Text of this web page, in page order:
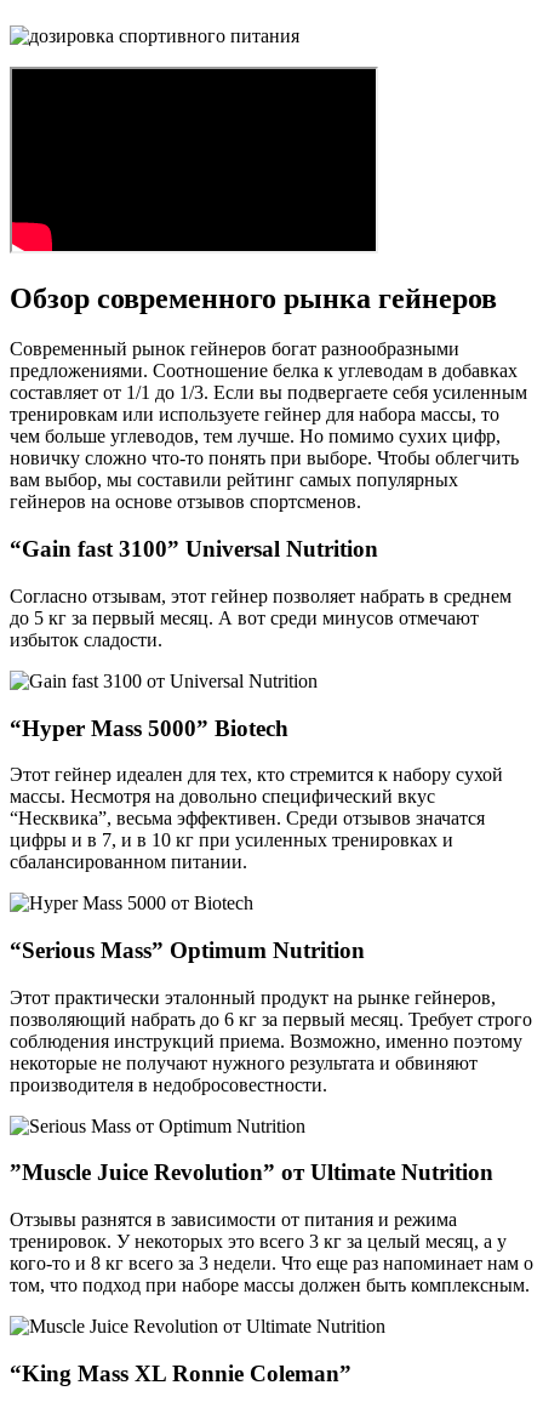
Обзор современного рынка гейнеров
Современный рынок гейнеров богат разнообразными
предложениями. Соотношение белка к углеводам в добавках
составляет от 1/1 до 1/3. Если вы подвергаете себя усиленным
тренировкам или используете гейнер для набора массы, то
чем больше углеводов, тем лучше. Но помимо сухих цифр,
новичку сложно что-то понять при выборе. Чтобы облегчить
вам выбор, мы составили рейтинг самых популярных
гейнеров на основе отзывов спортсменов.
“Gain fast 3100” Universal Nutrition
Согласно отзывам, этот гейнер позволяет набрать в среднем
до 5 кг за первый месяц. А вот среди минусов отмечают
избыток сладости.
“Hyper Mass 5000” Biotech
Этот гейнер идеален для тех, кто стремится к набору сухой
массы. Несмотря на довольно специфический вкус
“Несквика”, весьма эффективен. Среди отзывов значатся
цифры и в 7, и в 10 кг при усиленных тренировках и
сбалансированном питании.
“Serious Mass” Optimum Nutrition
Этот практически эталонный продукт на рынке гейнеров,
позволяющий набрать до 6 кг за первый месяц. Требует строго
соблюдения инструкций приема. Возможно, именно поэтому
некоторые не получают нужного результата и обвиняют
производителя в недобросовестности.
”Muscle Juice Revolution” от Ultimate Nutrition
Отзывы разнятся в зависимости от питания и режима
тренировок. У некоторых это всего 3 кг за целый месяц, а у
кого-то и 8 кг всего за 3 недели. Что еще раз напоминает нам о
том, что подход при наборе массы должен быть комплексным.
“King Mass XL Ronnie Coleman”